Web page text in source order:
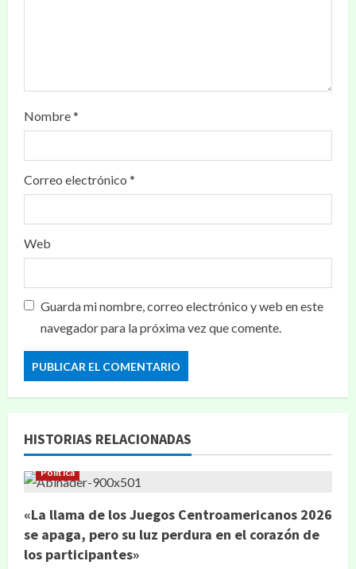
Nombre*
Correo electrónico *
Web
Guarda mi nombre, correo electrónico y web en este
navegador para la próxima vez que comente.
HISTORIAS RELACIONADAS
Política
«La llama de los Juegos Centroamericanos 2026
se apaga, pero su luz perdura en el corazón de
los participantes»